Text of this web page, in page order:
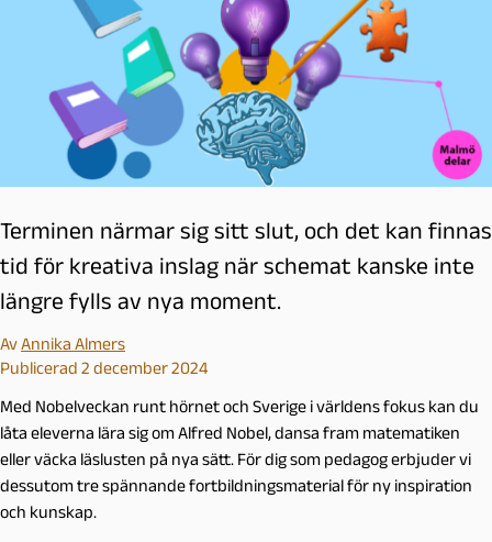
Terminen närmar sig sitt slut, och det kan finnas
tid för kreativa inslag när schemat kanske inte
längre fylls av nya moment.
AvAnnika Almers
Publicerad 2 december 2024
Med Nobelveckan runt hörnet och Sverige i världens fokus kan du
låta eleverna lära sig om Alfred Nobel, dansa fram matematiken
eller väcka läslusten på nya sätt. För dig som pedagog erbjuder vi
dessutom tre spännande fortbildningsmaterial för ny inspiration
och kunskap.